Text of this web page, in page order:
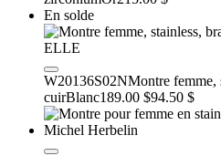
En solde
W20136S02NMontre femme,
cuirBlanc189.00 $94.50 $